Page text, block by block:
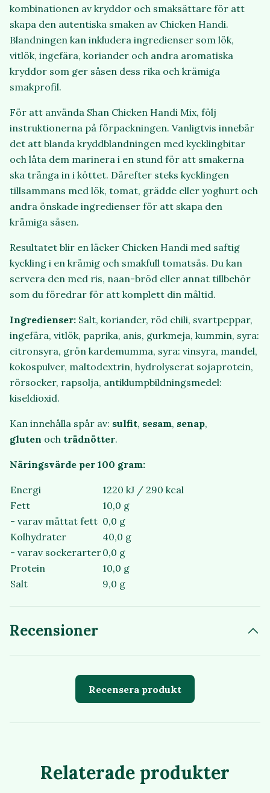
kombinationen av kryddor och smaksättare för att
skapa den autentiska smaken av Chicken Handi.
Blandningen kan inkludera ingredienser som lök,
vitlök, ingefära, koriander och andra aromatiska
kryddor som ger såsen dess rika och krämiga
smakprofil.
För att använda Shan Chicken Handi Mix, följ
instruktionerna på förpackningen. Vanligtvis innebär
det att blanda kryddblandningen med kycklingbitar
och låta dem marinera i en stund för att smakerna
ska tränga in i köttet. Därefter steks kycklingen
tillsammans med lök, tomat, grädde eller yoghurt och
andra önskade ingredienser för att skapa den
krämiga såsen.
Resultatet blir en läcker Chicken Handi med saftig
kyckling i en krämig och smakfull tomatsås. Du kan
servera den med ris, naan-bröd eller annat tillbehör
som du föredrar för att komplett din måltid.
Ingredienser: Salt, koriander, röd chili, svartpeppar,
ingefära, vitlök, paprika, anis, gurkmeja, kummin, syra:
citronsyra, grön kardemumma, syra: vinsyra, mandel,
kokospulver, maltodextrin, hydrolyserat sojaprotein,
rörsocker, rapsolja, antiklumpbildningsmedel:
kiseldioxid.
Kan innehålla spår av: sulfit, sesam, senap,
gluten och trädnötter.
Näringsvärde per 100 gram:
Energi
1220 kJ / 290 kcal
Fett
10,0 g
- varav mättat fett 0,0 g
Kolhydrater
40,0 g
- varav sockerarter0,0 g
Protein
10,0 g
Salt
9,0 g
Recensioner
Recensera produkt
Relaterade produkter